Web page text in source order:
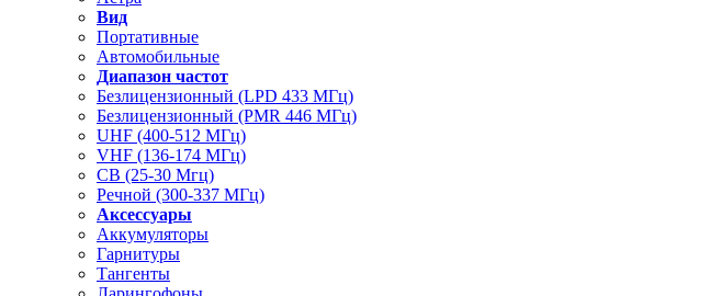
Вид
Портативные
Автомобильные
Диапазон частот
Безлицензионный (LPD 433 МГц)
Безлицензионный (PMR 446 МГц)
UHF (400-512 МГц)
VHF (136-174 МГц)
CB (25-30 Мгц)
Речной (300-337 МГц)
Аксессуары
Аккумуляторы
Гарнитуры
Тангенты